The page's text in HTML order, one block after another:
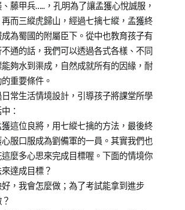
藤甲兵…..，孔明為了讓孟獲心悅誠服，
而三縱虎歸山，經過七擒七縱，孟獲終
為蜀國的附屬臣下。從中也教育孩子有
通的話，我們可以透過各式各樣、不同
夠水到渠成，自然成就所有的因緣，耐
重要條件。
常生活情境設計，引導孩子將課堂所學
：
這位良將，用七縱七擒的方法，最後終
服口服成為劉備軍的一員。其實我們也
麼多心思來完成目標喔。下面的情境你
達成目標？
，我會怎麼做；為了考試能拿到進步